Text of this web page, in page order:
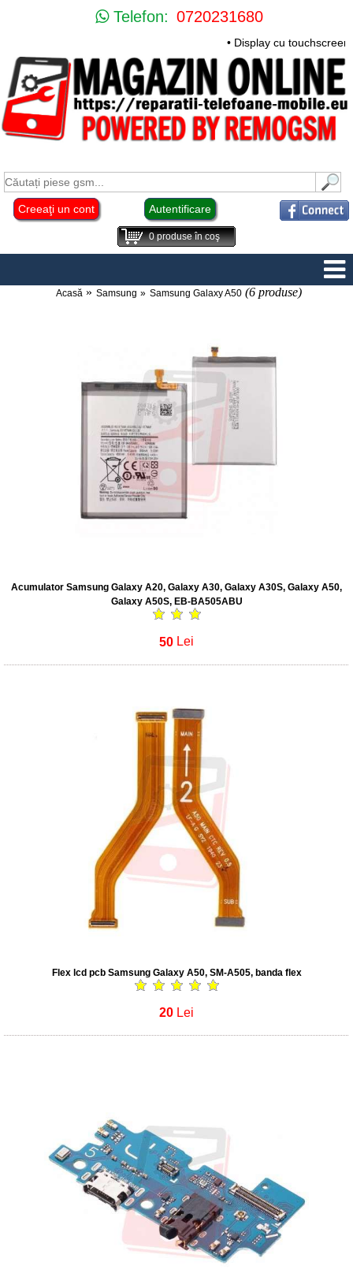
Telefon: 0720231680
• Display cu touchscreen
Creeaţi un cont Autentificare
0produse în coş
Acasă Samsung Samsung Galaxy A50 (6 produse)
Acumulator Samsung Galaxy A20, Galaxy A30, Galaxy A30S, Galaxy A50,
Galaxy A50S, EB-BA505ABU
50 Lei
Flex lcd pcb Samsung Galaxy A50, SM-A505, banda flex
20 Lei